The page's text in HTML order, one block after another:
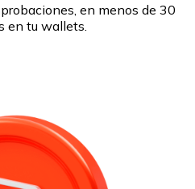
en menos de 30
en tu wallets.